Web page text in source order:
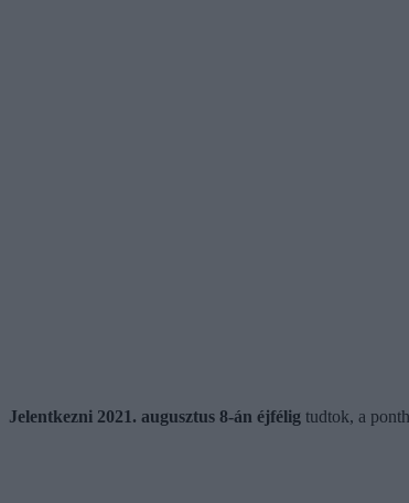
Jelentkezni 2021. augusztus 8-án éjfélig tudtok, a